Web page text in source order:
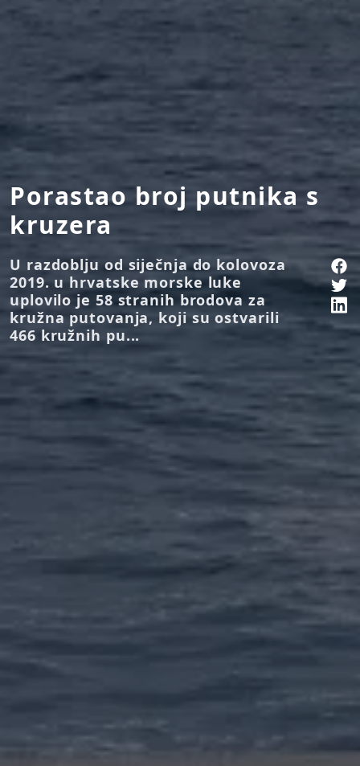
Porastao broj putnika s
kruzera
U razdoblju od siječnja do kolovoza
2019. u hrvatske morske luke
uplovilo je 58 stranih brodova za
kružna putovanja, koji su ostvarili
466 kružnih pu...